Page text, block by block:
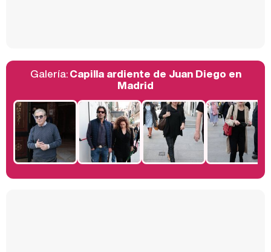
Manu Baqueiro: "Tuve como referente a Bruce Willis en 'Luz de Luna' para mi trabajo en la serie 'Perdiendo el juicio'"
Galería:Capilla ardiente de Juan Diego en
Madrid